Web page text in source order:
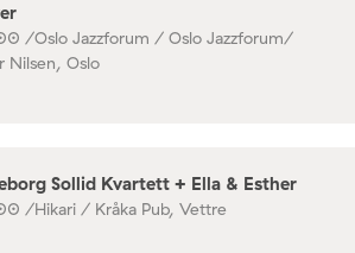
/Oslo Jazzforum / Oslo Jazzforum/
Nilsen, Oslo
Sollid Kvartett + Ella & Esther
/Hikari / Kråka Pub, Vettre